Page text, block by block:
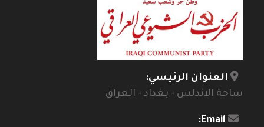
العنوان الرئيسي:
ساحة الاندلس - بغداد - العراق
Email: